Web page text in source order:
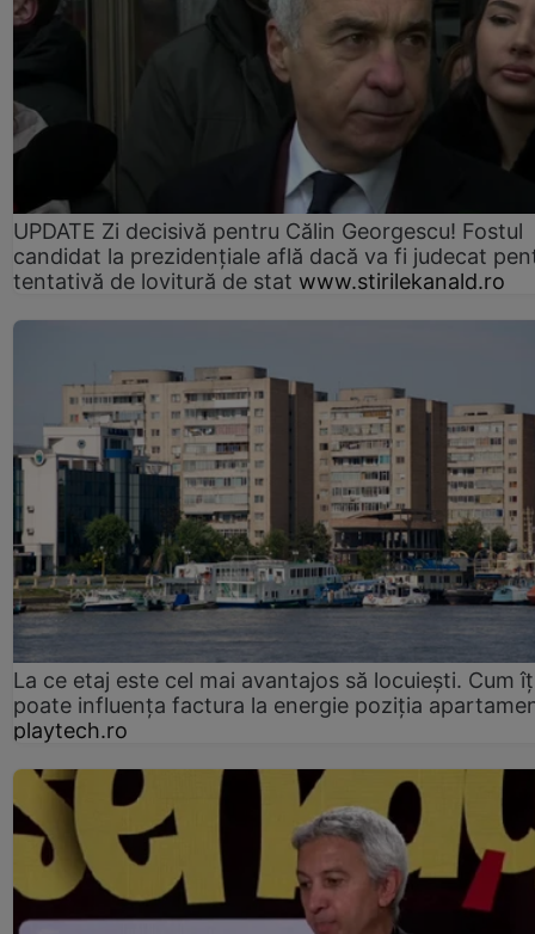
UPDATE Zi decisivă pentru Călin Georgescu! Fostul
candidat la prezidențiale află dacă va fi judecat
tentativă de lovitură de stat www.stirilekanald.ro
La ce etaj este cel mai avantajos să locuiești. Cum
poate influența factura la energie poziția
playtech.ro